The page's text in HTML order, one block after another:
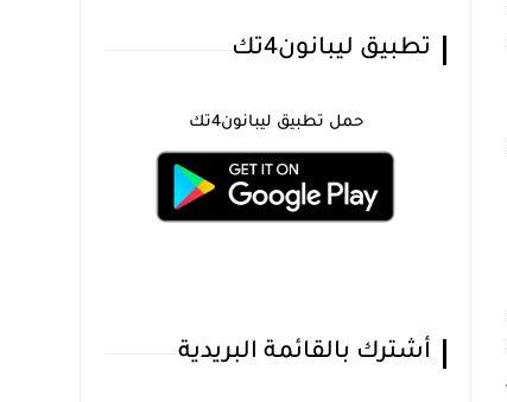
تطبيق ليبانون4تك
حمل تطبيق ليبانون4تك
أشترك بالقائمة البريدية